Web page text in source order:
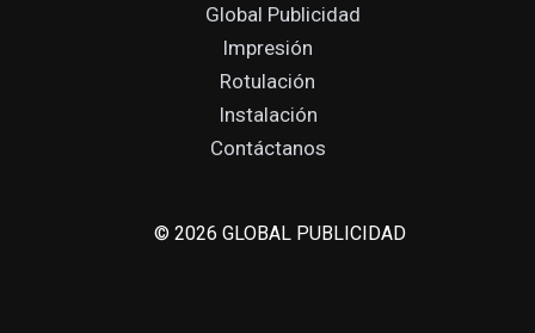
Global Publicidad
Impresión
Rotulación
Instalación
Contáctanos
© 2026 GLOBAL PUBLICIDAD